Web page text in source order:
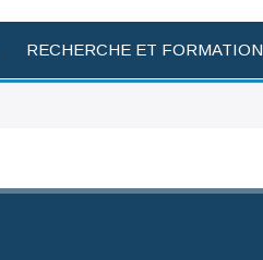
RECHERCHE ET FORMATION